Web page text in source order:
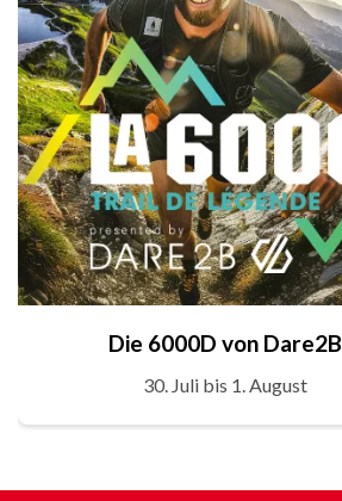
Die 6000D von Dare2B
30. Juli bis 1. August